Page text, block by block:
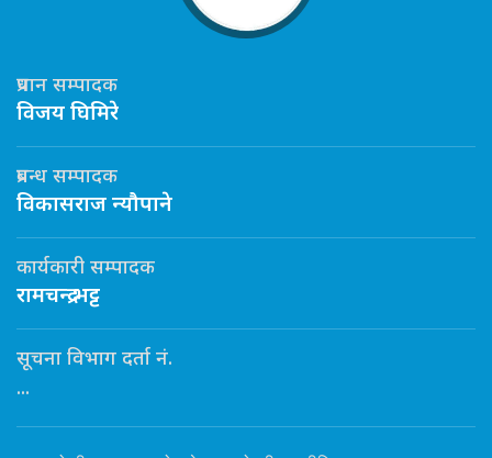
प्रधान सम्पादक
विजय घिमिरे
प्रबन्ध सम्पादक
विकासराज न्यौपाने
कार्यकारी सम्पादक
रामचन्द्र भट्ट
सूचना विभाग दर्ता नं.
...